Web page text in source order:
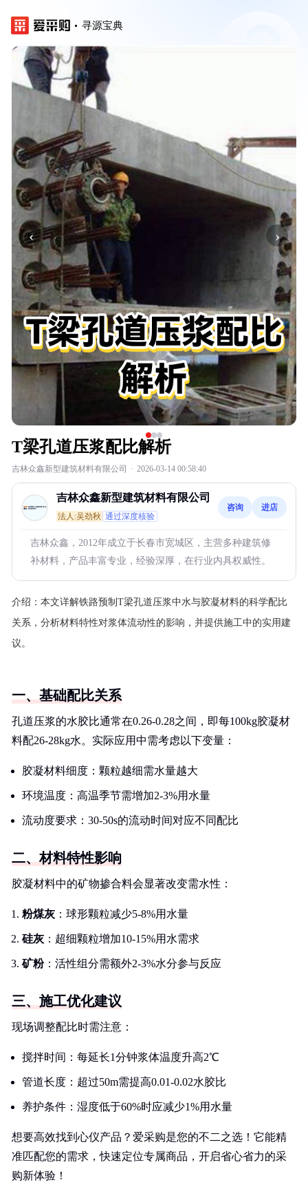
寻源宝典
‹ ›
T梁孔道压浆配比解析
吉林众鑫新型建筑材料有限公司 · 2026-03-14 00:58:40
吉林众鑫新型建筑材料有限公司
法人:吴劲秋 通过深度核验
咨询 进店
吉林众鑫，2012年成立于长春市宽城区，主营多种建筑修
补材料，产品丰富专业，经验深厚，在行业内具权威性。
介绍： 本文详解铁路预制T梁孔道压浆中水与胶凝材料的科学配比
关系，分析材料特性对浆体流动性的影响，并提供施工中的实用建
议。
一、基础配比关系
孔道压浆的水胶比通常在0.26-0.28之间，即每100kg胶凝材
料配26-28kg水。实际应用中需考虑以下变量：
胶凝材料细度：颗粒越细需水量越大
环境温度：高温季节需增加2-3%用水量
流动度要求：30-50s的流动时间对应不同配比
二、材料特性影响
胶凝材料中的矿物掺合料会显著改变需水性：
粉煤灰 ：球形颗粒减少5-8%用水量
硅灰 ：超细颗粒增加10-15%用水需求
矿粉：活性组分需额外2-3%水分参与反应
三、施工优化建议
现场调整配比时需注意：
搅拌时间：每延长1分钟浆体温度升高2℃
管道长度：超过50m需提高0.01-0.02水胶比
养护条件：湿度低于60%时应减少1%用水量
想要高效找到心仪产品？爱采购是您的不二之选！它能精
准匹配您的需求，快速定位专属商品，开启省心省力的采
购新体验！